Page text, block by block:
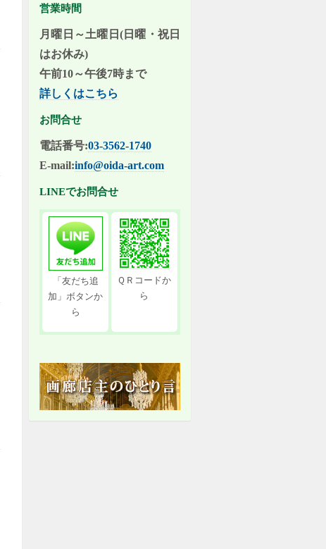
営業時間
月曜日～土曜日(日曜・祝日
はお休み)
午前10～午後7時まで
詳しくはこちら
お問合せ
電話番号:03-3562-1740
E-mail:info@oida-art.com
LINEでお問合せ
「友だち追
加」ボタンか
ら
ＱＲコードか
ら